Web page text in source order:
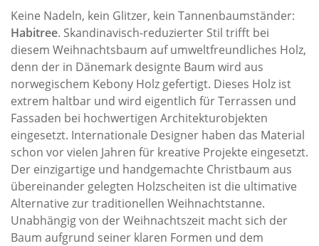
Keine Nadeln, kein Glitzer, kein Tannenbaumständer:
Habitree. Skandinavisch-reduzierter Stil trifft bei
diesem Weihnachtsbaum auf umweltfreundliches Holz,
denn der in Dänemark designte Baum wird aus
norwegischem Kebony Holz gefertigt. Dieses Holz ist
extrem haltbar und wird eigentlich für Terrassen und
Fassaden bei hochwertigen Architekturobjekten
eingesetzt. Internationale Designer haben das Material
schon vor vielen Jahren für kreative Projekte eingesetzt.
Der einzigartige und handgemachte Christbaum aus
übereinander gelegten Holzscheiten ist die ultimative
Alternative zur traditionellen Weihnachtstanne.
Unabhängig von der Weihnachtszeit macht sich der
Baum aufgrund seiner klaren Formen und dem